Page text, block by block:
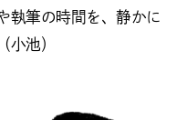
執筆の時間を、静かに
小池）